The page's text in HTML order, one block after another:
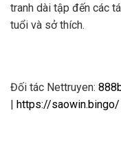
tranh dài tập đến các
tuổi và sở thích.
Đối tác Nettruyen:
| https://saowin.bingo/